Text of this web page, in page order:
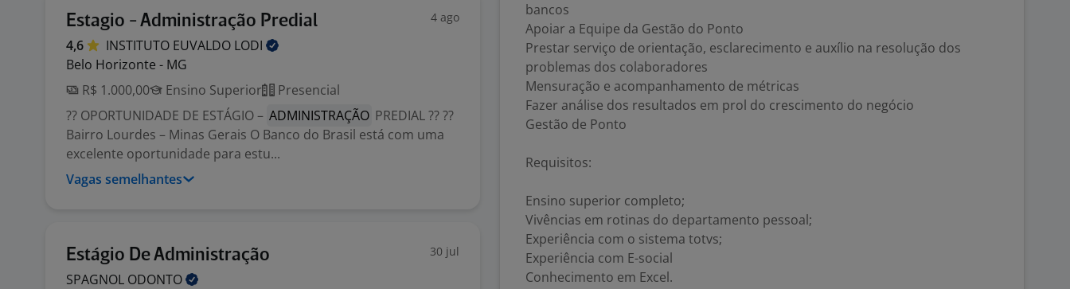
Estagio - Administração Predial 4 ago
4,6 INSTITUTO EUVALDO LODI
Belo Horizonte - MG
R$ 1.000,00
Ensino Superior
Presencial
?? OPORTUNIDADE DE ESTÁGIO – ADMINISTRAÇÃO PREDIAL ?? ??
Bairro Lourdes – Minas Gerais O Banco do Brasil está com uma
excelente oportunidade para estu...
Vagas semelhantes
Estágio De Administração 30 jul
SPAGNOL ODONTO
bancos
Apoiar a Equipe da Gestão do Ponto
Prestar serviço de orientação, esclarecimento e auxílio na resolução dos
problemas dos colaboradores
Mensuração e acompanhamento de métricas
Fazer análise dos resultados em prol do crescimento do negócio
Gestão de Ponto
Requisitos:
Ensino superior completo;
Vivências em rotinas do departamento pessoal;
Experiência com o sistema totvs;
Experiência com E-social
Conhecimento em Excel.